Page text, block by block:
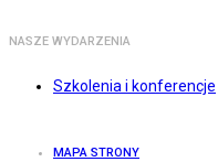
NASZE WYDARZENIA
Szkolenia i konferencje
MAPA STRONY